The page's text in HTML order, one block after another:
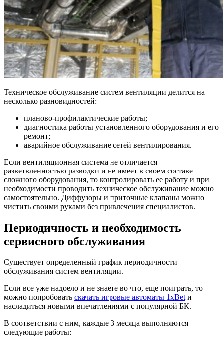
Техническое обслуживание систем вентиляции делится на
несколько разновидностей:
планово-профилактические работы;
диагностика работы установленного оборудования и его
ремонт;
аварийное обслуживание сетей вентилирования.
Если вентиляционная система не отличается
разветвленностью разводки и не имеет в своем составе
сложного оборудования, то контролировать ее работу и при
необходимости проводить техническое обслуживание можно
самостоятельно. Диффузоры и приточные клапаны можно
чистить своими руками без привлечения специалистов.
Периодичность и необходимость
сервисного обслуживания
Существует определенный график периодичности
обслуживания систем вентиляции.
Если все уже надоело и не знаете во что, еще поиграть, то
можно попробовать скачать игровые автоматы 1xBet и
насладиться новыми впечатлениями с популярной БК.
В соответствии с ним, каждые 3 месяца выполняются
следующие работы: